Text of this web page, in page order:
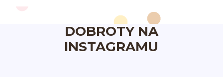
DOBROTY NA
INSTAGRAMU